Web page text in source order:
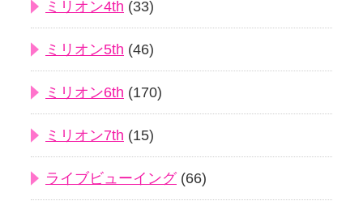
ミリオン4th (33)
ミリオン5th (46)
ミリオン6th (170)
ミリオン7th (15)
ライブビューイング(66)